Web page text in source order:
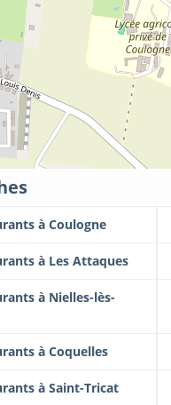
à Coulogne
à Les Attaques
à Nielles-lès-
à Coquelles
à Saint-Tricat